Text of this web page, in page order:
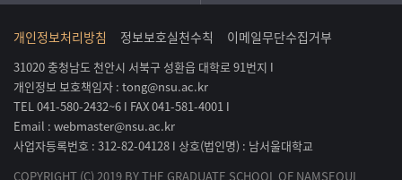
개인정보처리방침 정보보호실천수칙 이메일무단수집거부
31020 충청남도 천안시 서북구 성환읍 대학로 91번지 Ι
개인정보 보호책임자 : tong@nsu.ac.kr
TEL 041-580-2432~6 Ι FAX 041-581-4001 Ι
Email : webmaster@nsu.ac.kr
사업자등록번호 : 312-82-04128 Ι 상호(법인명) : 남서울대학교
COPYRIGHT (C) 2019 BY THE GRADUATE SCHOOL OF NAMSEOUL